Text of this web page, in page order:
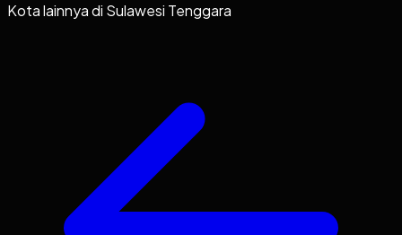
Kota lainnya di Sulawesi Tenggara